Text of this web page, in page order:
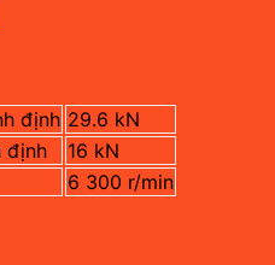
định 29.6 kN
định
16 kN
6 300 r/min